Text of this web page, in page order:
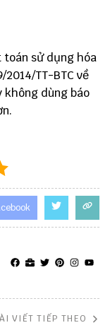
toán sử dụng hóa
TT-BTC về
không dùng báo
VIẾT TIẾP THEO